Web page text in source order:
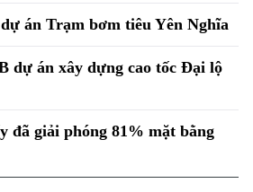
án Trạm bơm tiêu Yên Nghĩa
dự án xây dựng cao tốc Đại lộ
đã giải phóng 81% mặt bằng